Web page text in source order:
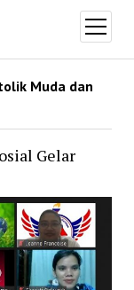
open
menu
Muda dan
Gelar